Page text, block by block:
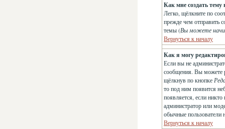
Как мне создать тему
Легко, щёлкните по
прежде чем отправить
темы (Вы можете
Вернуться к началу
Как я могу
Если вы не
сообщения. Вы можете
щёлкнув по кнопке
то под ним появится
появляется, если
администратор или
обычные пользователи
Вернуться к началу